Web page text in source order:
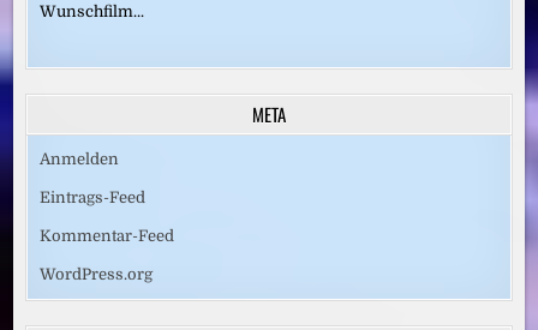
Wunschfilm...
META
Anmelden
Eintrags-Feed
Kommentar-Feed
WordPress.org